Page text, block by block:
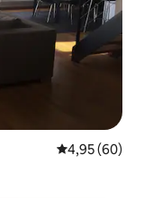
Évaluation
4,95 (60)